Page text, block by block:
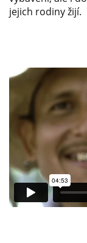
jejich rodiny žijí.